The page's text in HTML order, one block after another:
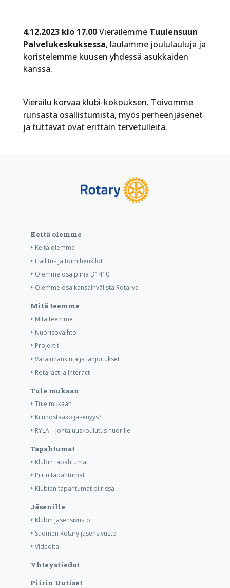
4.12.2023 klo 17.00Vierailemme Tuulensuun
Palvelukeskuksessa, laulamme joululauluja ja
koristelemme kuusen yhdessä asukkaiden
kanssa.
Vierailu korvaa klubi-kokouksen. Toivomme
runsasta osallistumista, myös perheenjäsenet
ja tuttavat ovat erittäin tervetulleita.
Keitä olemme
Keitä olemme
Hallitus ja toimihenkilöt
Olemme osa piiriä D1410
Olemme osa kansainvälistä Rotarya
Mitä teemme
Mitä teemme
Nuorisovaihto
Projektit
Varainhankinta ja lahjoitukset
Rotaract ja Interact
Tule mukaan
Tule mukaan
Kiinnostaako jäsenyys?
RYLA – Johtajuuskoulutus nuorille
Tapahtumat
Klubin tapahtumat
Piirin tapahtumat
Klubien tapahtumat piirissä
Jäsenille
Klubin jäsensivusto
Suomen Rotary jäsensivusto
Videoita
Yhteystiedot
Piirin Uutiset